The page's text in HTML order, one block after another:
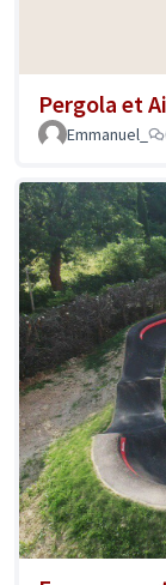
Pergola et
Emmanuel_